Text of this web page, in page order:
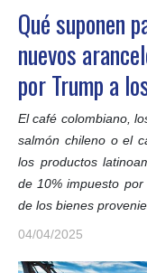
Qué suponen
nuevos
por Trump a
El café colombiano,
salmón chileno o el
los productos
de 10% impuesto
de los bienes
04/04/2025